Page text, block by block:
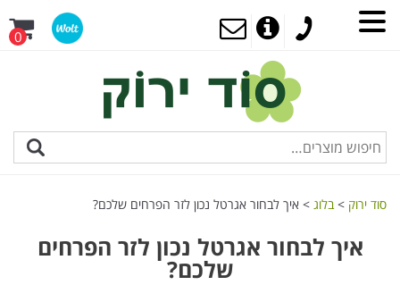
0
סוד ירוק >בלוג > איך לבחור אגרטל נכון לזר הפרחים שלכם?
איך לבחור אגרטל נכון לזר הפרחים
שלכם?